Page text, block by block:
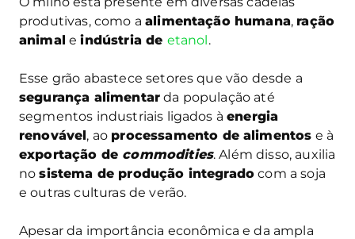
produtivas, como aalimentação humana, ração
animal eindústria de etanol.
Esse grão abastece setores que vão desde a
segurança alimentar da população até
segmentos industriais ligados àenergia
renovável, ao processamento de alimentos e à
exportação de commodities. Além disso, auxilia
nosistema de produção integrado com a soja
e outras culturas de verão.
Apesar da importância econômica e da ampla